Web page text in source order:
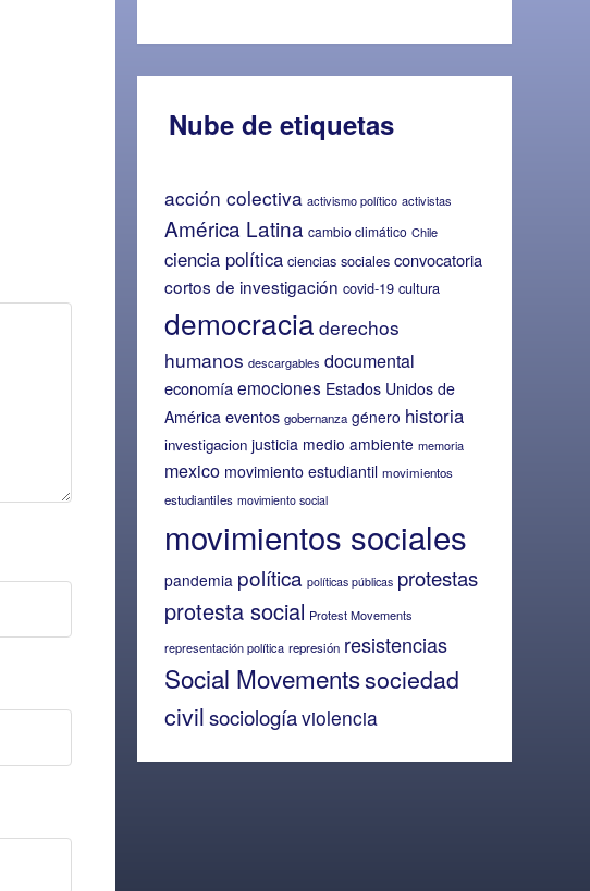
Nube de etiquetas
acción colectiva activismo político activistas
América Latina cambio climático Chile
ciencia política ciencias sociales convocatoria
cortos de investigación covid-19 cultura
democracia derechos
humanos descargables documental
economía emociones Estados Unidos de
América eventos gobernanza género historia
investigacion justicia medio ambiente memoria
mexico movimiento estudiantil movimientos
estudiantiles movimiento social
movimientos sociales
pandemia política políticas públicas protestas
protesta social Protest Movements
representación política represión resistencias
Social Movementssociedad
civilsociologíaviolencia